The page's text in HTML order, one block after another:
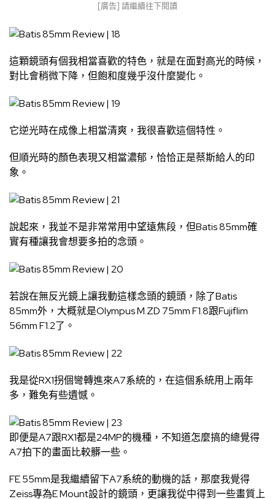
[廣告] 請繼續往下閱讀
這顆鏡頭有個我相當喜歡的特色，就是在面對高光的時候，
對比會稍微下降，但飽和度幾乎沒什麼變化。
它逆光時在成像上相當清爽，我很喜歡這個特性。
但順光時的顏色表現又相當濃郁，恰恰正是蔡斯給人的印
象。
說起來，我並不是非常常用中望遠焦段，但Batis 85mm確
實有種讓我會想要多拍的念頭。
若說在無反光鏡上讓我動這樣念頭的鏡頭，除了Batis
85mm外，大概就是Olympus M.ZD 75mm F1.8跟Fujiflim
56mm F1.2了。
我是從RX1拐個彎轉進來A7系統的，在這個系統用上兩年
多，難免有些遺憾。
即便是A7跟RX1都是24MP的機種，不知道怎麼搞的總覺得
A7拍下的畫面比較髒一些。
FE 55mm是我繼續留下A7系統的動機的話，那麼我覺得
Zeiss專為E Mount設計的鏡頭，更讓我從中得到一些畫質上